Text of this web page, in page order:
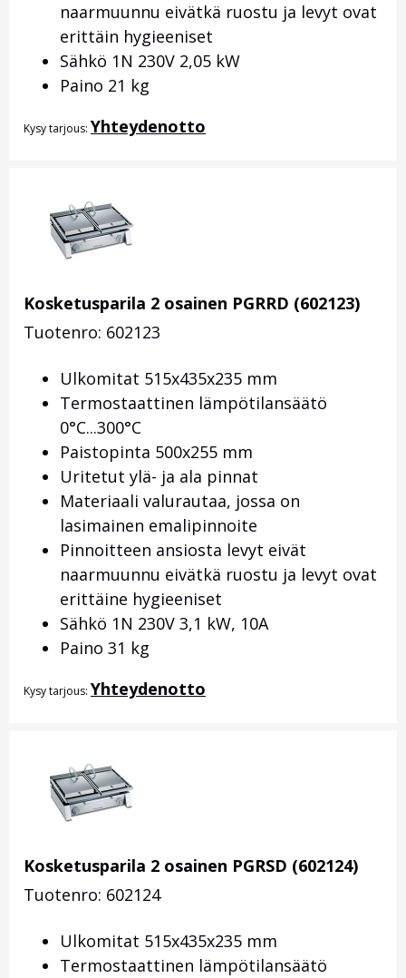
naarmuunnu eivätkä ruostu ja levyt ovat
erittäin hygieeniset
Sähkö 1N 230V 2,05 kW
Paino 21 kg
Kysy tarjous: Yhteydenotto
Kosketusparila 2 osainen PGRRD (602123)
Tuotenro: 602123
Ulkomitat 515x435x235 mm
Termostaattinen lämpötilansäätö
0°C...300°C
Paistopinta 500x255 mm
Uritetut ylä- ja ala pinnat
Materiaali valurautaa, jossa on
lasimainen emalipinnoite
Pinnoitteen ansiosta levyt eivät
naarmuunnu eivätkä ruostu ja levyt ovat
erittäine hygieeniset
Sähkö 1N 230V 3,1 kW, 10A
Paino 31 kg
Kysy tarjous: Yhteydenotto
Kosketusparila 2 osainen PGRSD (602124)
Tuotenro: 602124
Ulkomitat 515x435x235 mm
Termostaattinen lämpötilansäätö